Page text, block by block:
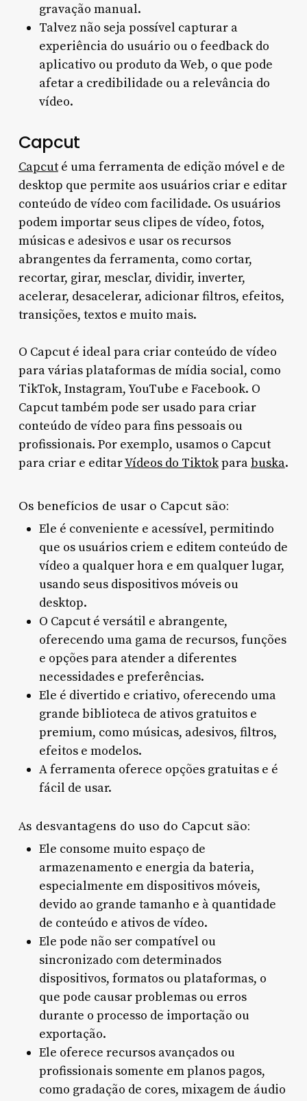
gravação manual.
Talvez não seja possível capturar a
experiência do usuário ou o feedback do
aplicativo ou produto da Web, o que pode
afetar a credibilidade ou a relevância do
vídeo.
Capcut
Capcuté uma ferramenta de edição móvel e de
desktop que permite aos usuários criar e editar
conteúdo de vídeo com facilidade. Os usuários
podem importar seus clipes de vídeo, fotos,
músicas e adesivos e usar os recursos
abrangentes da ferramenta, como cortar,
recortar, girar, mesclar, dividir, inverter,
acelerar, desacelerar, adicionar filtros, efeitos,
transições, textos e muito mais.
O Capcut é ideal para criar conteúdo de vídeo
para várias plataformas de mídia social, como
TikTok, Instagram, YouTube e Facebook. O
Capcut também pode ser usado para criar
conteúdo de vídeo para fins pessoais ou
profissionais. Por exemplo, usamos o Capcut
para criar e editarVídeos do Tiktokparabuska.
Os benefícios de usar o Capcut são:
Ele é conveniente e acessível, permitindo
que os usuários criem e editem conteúdo de
vídeo a qualquer hora e em qualquer lugar,
usando seus dispositivos móveis ou
desktop.
O Capcut é versátil e abrangente,
oferecendo uma gama de recursos, funções
e opções para atender a diferentes
necessidades e preferências.
Ele é divertido e criativo, oferecendo uma
grande biblioteca de ativos gratuitos e
premium, como músicas, adesivos, filtros,
efeitos e modelos.
A ferramenta oferece opções gratuitas e é
fácil de usar.
As desvantagens do uso do Capcut são:
Ele consome muito espaço de
armazenamento e energia da bateria,
especialmente em dispositivos móveis,
devido ao grande tamanho e à quantidade
de conteúdo e ativos de vídeo.
Ele pode não ser compatível ou
sincronizado com determinados
dispositivos, formatos ou plataformas, o
que pode causar problemas ou erros
durante o processo de importação ou
exportação.
Ele oferece recursos avançados ou
profissionais somente em planos pagos,
como gradação de cores, mixagem de áudio